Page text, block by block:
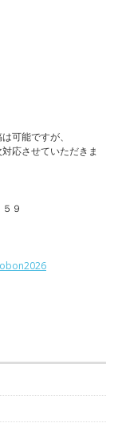
可能ですが、
応させていただきま
９